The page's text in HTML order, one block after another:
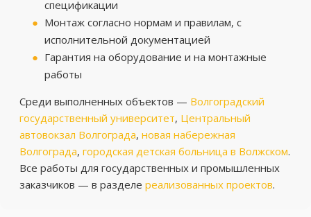
спецификации
Монтаж согласно нормам и правилам, с
исполнительной документацией
Гарантия на оборудование и на монтажные
работы
Среди выполненных объектов — Волгоградский
государственный университет, Центральный
автовокзал Волгограда, новая набережная
Волгограда, городская детская больница в Волжском.
Все работы для государственных и промышленных
заказчиков — в разделе реализованных проектов.